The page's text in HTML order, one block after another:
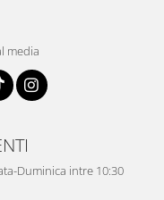
media
Duminica intre 10:30